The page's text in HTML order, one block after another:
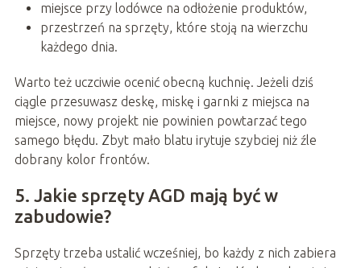
miejsce przy lodówce na odłożenie produktów,
przestrzeń na sprzęty, które stoją na wierzchu
każdego dnia.
Warto też uczciwie ocenić obecną kuchnię. Jeżeli dziś
ciągle przesuwasz deskę, miskę i garnki z miejsca na
miejsce, nowy projekt nie powinien powtarzać tego
samego błędu. Zbyt mało blatu irytuje szybciej niż źle
dobrany kolor frontów.
5. Jakie sprzęty AGD mają być w
zabudowie?
Sprzęty trzeba ustalić wcześniej, bo każdy z nich zabiera